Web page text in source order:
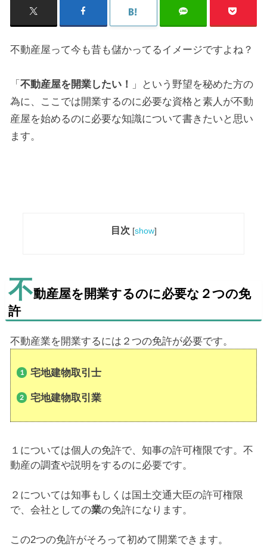
不動産屋って今も昔も儲かってるイメージですよね？
「 不動産屋を開業したい！
」という野望を秘めた方の
為に、ここでは開業するのに必要な資格と素人が不動
産屋を始めるのに必要な知識について書きたいと思い
ます。
目次 [show]
不動産屋を開業するのに必要な２つの免
許
不動産業を開業するには２つの免許が必要です。
宅地建物取引士
宅地建物取引業
１については個人の免許で、知事の許可権限です。不
動産の調査や説明をするのに必要です。
２については知事もしくは国土交通大臣の許可権限
で、会社としての業の免許になります。
この2つの免許がそろって初めて開業できます。